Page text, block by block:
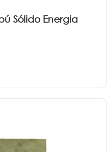
Sólido Energia